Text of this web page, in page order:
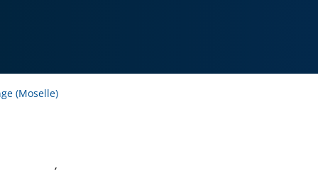
(Moselle)